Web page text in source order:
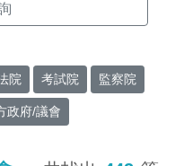
院 考試院 監察院
政府/議會